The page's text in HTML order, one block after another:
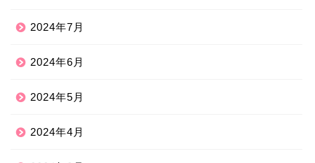
2024年7月
2024年6月
2024年5月
2024年4月